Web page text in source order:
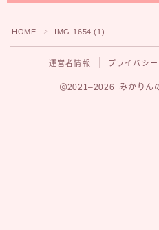
HOME ＞ IMG-1654 (1)
運営者情報 プライバシ
2021–2026 みかりん